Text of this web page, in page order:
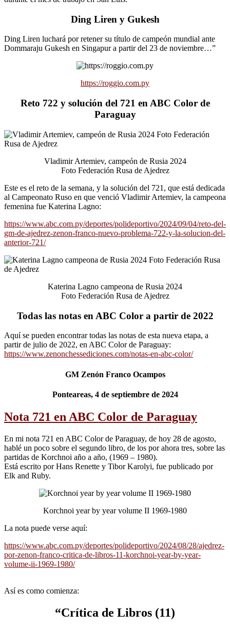
Ding Liren y Gukesh
Ding Liren luchará por retener su título de campeón mundial ante
Dommaraju Gukesh en Singapur a partir del 23 de noviembre…”
https://roggio.com.py
Reto 722 y solución del 721 en ABC Color de
Paraguay
Vladimir Artemiev, campeón de Rusia 2024
Foto Federación Rusa de Ajedrez
Este es el reto de la semana, y la solución del 721, que está dedicada
al Campeonato Ruso en que venció Vladimir Artemiev, la campeona
femenina fue Katerina Lagno:
https://www.abc.com.py/deportes/polideportivo/2024/09/04/reto-del-
gm-de-ajedrez-zenon-franco-nuevo-problema-722-y-la-solucion-del-
anterior-721/
Katerina Lagno campeona de Rusia 2024
Foto Federación Rusa de Ajedrez
Todas las notas en ABC Color a partir de 2022
Aquí se pueden encontrar todas las notas de esta nueva etapa, a
partir de julio de 2022, en ABC Color de Paraguay:
https://www.zenonchessediciones.com/notas-en-abc-color/
GM Zenón Franco Ocampos
Ponteareas, 4 de septiembre de 2024
Nota 721 en ABC Color de Paraguay
En mi nota 721 en ABC Color de Paraguay, de hoy 28 de agosto,
hablé un poco sobre el segundo libro, de los por ahora tres, sobre las
partidas de Korchnoi año a año, (1969 – 1980).
Está escrito por Hans Renette y Tibor Karolyi, fue publicado por
Elk and Ruby.
Korchnoi year by year volume II 1969-1980
La nota puede verse aquí:
https://www.abc.com.py/deportes/polideportivo/2024/08/28/ajedrez-
por-zenon-franco-critica-de-libros-11-korchnoi-year-by-year-
volume-ii-1969-1980/
Así es como comienza:
“Crítica de Libros (11)